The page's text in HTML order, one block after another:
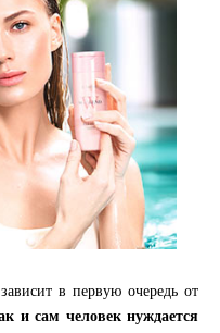
в первую очередь от
и сам человек нуждается